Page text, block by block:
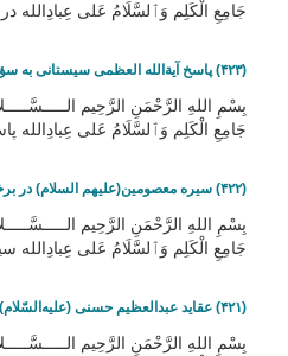
جَامِعِ الْكَلِم وَٱلسَّلَامُ عَلی عِبادِالله در
بِسْمِ اللهِ الرَّحْمَنِ الرَّحِيم
جَامِعِ الْكَلِم وَٱلسَّلَامُ عَلی عِبادِالله
بِسْمِ اللهِ الرَّحْمَنِ الرَّحِيم
جَامِعِ الْكَلِم وَٱلسَّلَامُ عَلی عِبادِالله
بِسْمِ اللهِ الرَّحْمَنِ الرَّحِيم